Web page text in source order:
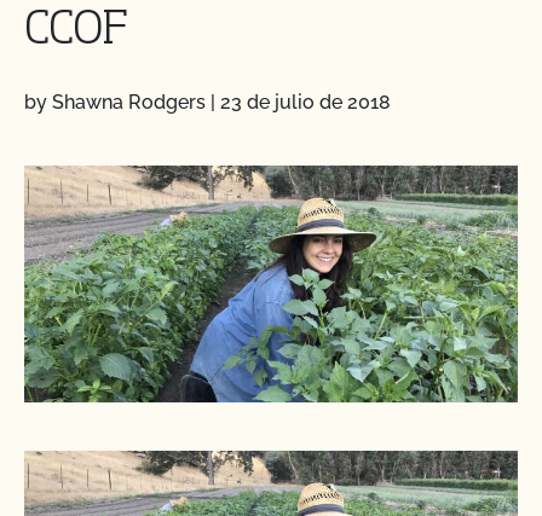
CCOF
by Shawna Rodgers | 23 de julio de 2018